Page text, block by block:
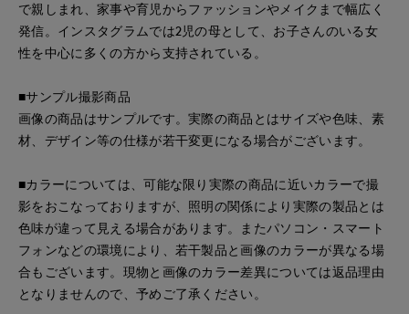
で親しまれ、家事や育児からファッションやメイクまで幅広く
発信。インスタグラムでは2児の母として、お子さんのいる女
性を中心に多くの方から支持されている。
■サンプル撮影商品
画像の商品はサンプルです。実際の商品とはサイズや色味、素
材、デザイン等の仕様が若干変更になる場合がございます。
■カラーについては、可能な限り実際の商品に近いカラーで撮
影をおこなっておりますが、照明の関係により実際の製品とは
色味が違って見える場合があります。またパソコン・スマート
フォンなどの環境により、若干製品と画像のカラーが異なる場
合もございます。現物と画像のカラー差異については返品理由
となりませんので、予めご了承ください。